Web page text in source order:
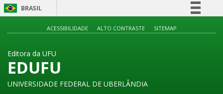
BRASIL
Legislação
ACESSIBILIDADE ALTO CONTRASTE SITEMAP
Editora da UFU
EDUFU
UNIVERSIDADE FEDERAL DE UBERLÂNDIA